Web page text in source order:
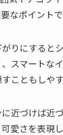
なポイントで
りにすると
スマートな
こともしや
近づけば近
愛さを表現